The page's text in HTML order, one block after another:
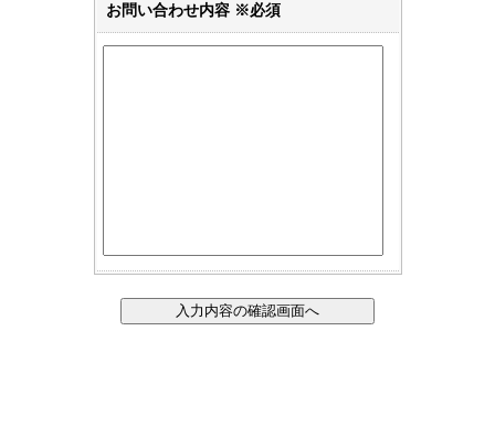
お問い合わせ内容 ※必須